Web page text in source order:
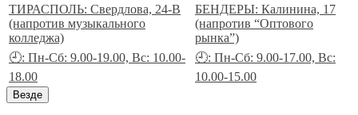
ТИРАСПОЛЬ: Свердлова, 24-В
(напротив музыкального
колледжа)
БЕНДЕРЫ: Калинина, 17
(напротив “Оптового
рынка”)
🕘: Пн-Сб: 9.00-19.00, Вс: 10.00-
18.00
🕘: Пн-Сб: 9.00-17.00, Вс:
10.00-15.00
Везде